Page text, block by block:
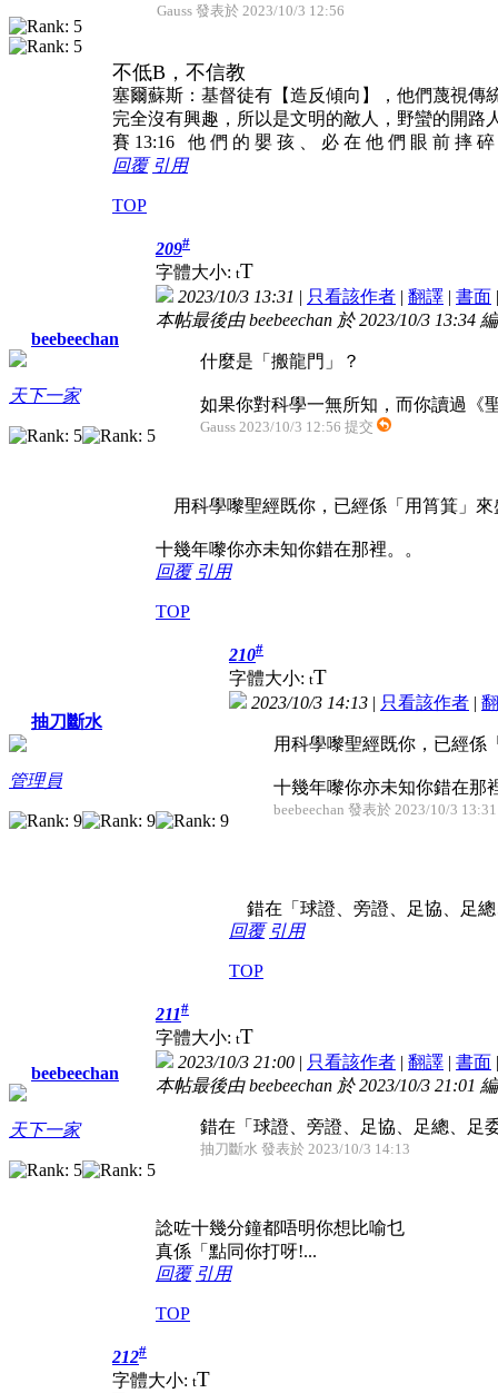
Gauss 發表於 2023/10/3 12:56
不低B，不信教
塞爾蘇斯：基督徒有【造反傾向】，他們蔑視傳
完全沒有興趣，所以是文明的敵人，野蠻的開路
賽 13:16 他 們 的 嬰 孩 、 必 在 他 們 眼 前 摔
回覆 引用
TOP
beebeechan
天下一家
209#
字體大小: tT
2023/10/3 13:31 | 只看該作者 | 翻譯 | 書面
本帖最後由 beebeechan 於 2023/10/3 13:34
什麼是「搬龍門」？
如果你對科學一無所知，而你讀過《
Gauss 2023/10/3 12:56 提交
用科學嚟聖經既你，已經係「用筲箕」來
十幾年嚟你亦未知你錯在那裡。。
回覆 引用
TOP
抽刀斷水
管理員
210#
字體大小: tT
2023/10/3 14:13 | 只看該作者 |
用科學嚟聖經既你，已經係
十幾年嚟你亦未知你錯在那
beebeechan 發表於 2023/10/3 13:31
錯在「球證、旁證、足協、足
回覆 引用
TOP
beebeechan
天下一家
211#
字體大小: tT
2023/10/3 21:00 | 只看該作者 | 翻譯 | 書面
本帖最後由 beebeechan 於 2023/10/3 21:01
錯在「球證、旁證、足協、足總、足
抽刀斷水 發表於 2023/10/3 14:13
諗咗十幾分鐘都唔明你想比喻乜
真係「點同你打呀!...
回覆 引用
TOP
212#
字體大小: tT